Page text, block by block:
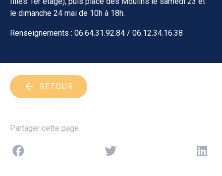
le dimanche 24 mai de 10h à 18h.
Renseignements : 06.64.31.92.84 / 06.12.34.16.38
RETOUR
Partager cette page